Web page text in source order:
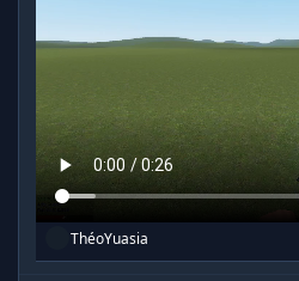
R
ThéoYuasia